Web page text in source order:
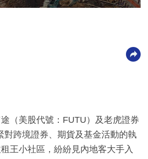
（美股代號：FUTU）及老虎證券
對跨境證券、期貨及基金活動的執
王小社區，紛紛見內地客大手入